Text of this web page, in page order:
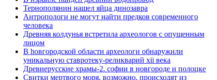
Тернополянин нашел яйца динозавра
Антропологи не могут найти предков современного
человека
Древняя колдунья встретила археологов с опущенным
лицом
В hовгородской области археологи обнаружили
уникальную ставротеку-реликварий xii века
Древнерусские храмы-2. софии в новгороде и полоцке
Свитки мертвого моря, возможно, происходят из